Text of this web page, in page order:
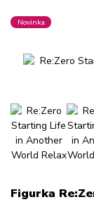
Novinka
Figurka